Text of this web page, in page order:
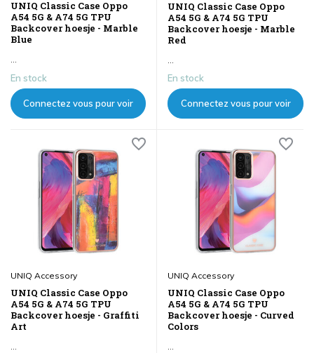
UNIQ Classic Case Oppo
A54 5G & A74 5G TPU
Backcover hoesje - Marble
Blue
En stock
Connectez vous pour voir
UNIQ Classic Case Oppo
A54 5G & A74 5G TPU
Backcover hoesje - Marble
Red
En stock
Connectez vous pour voir
UNIQ Accessory
UNIQ Classic Case Oppo
A54 5G & A74 5G TPU
Backcover hoesje - Graffiti
Art
UNIQ Accessory
UNIQ Classic Case Oppo
A54 5G & A74 5G TPU
Backcover hoesje - Curved
Colors
...